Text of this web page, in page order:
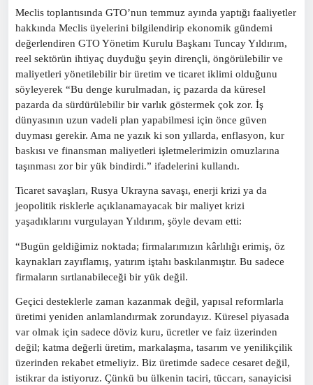
Meclis toplantısında GTO’nun temmuz ayında yaptığı faaliyetler
hakkında Meclis üyelerini bilgilendirip ekonomik gündemi
değerlendiren GTO Yönetim Kurulu Başkanı Tuncay Yıldırım,
reel sektörün ihtiyaç duyduğu şeyin dirençli, öngörülebilir ve
maliyetleri yönetilebilir bir üretim ve ticaret iklimi olduğunu
söyleyerek “Bu denge kurulmadan, iç pazarda da küresel
pazarda da sürdürülebilir bir varlık göstermek çok zor. İş
dünyasının uzun vadeli plan yapabilmesi için önce güven
duyması gerekir. Ama ne yazık ki son yıllarda, enflasyon, kur
baskısı ve finansman maliyetleri işletmelerimizin omuzlarına
taşınması zor bir yük bindirdi.” ifadelerini kullandı.
Ticaret savaşları, Rusya Ukrayna savaşı, enerji krizi ya da
jeopolitik risklerle açıklanamayacak bir maliyet krizi
yaşadıklarını vurgulayan Yıldırım, şöyle devam etti:
“Bugün geldiğimiz noktada; firmalarımızın kârlılığı erimiş, öz
kaynakları zayıflamış, yatırım iştahı baskılanmıştır. Bu sadece
firmaların sırtlanabileceği bir yük değil.
Geçici desteklerle zaman kazanmak değil, yapısal reformlarla
üretimi yeniden anlamlandırmak zorundayız. Küresel piyasada
var olmak için sadece döviz kuru, ücretler ve faiz üzerinden
değil; katma değerli üretim, markalaşma, tasarım ve yenilikçilik
üzerinden rekabet etmeliyiz. Biz üretimde sadece cesaret değil,
istikrar da istiyoruz. Çünkü bu ülkenin taciri, tüccarı, sanayicisi